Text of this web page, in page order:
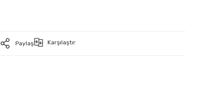
Paylaş Karşılaştır